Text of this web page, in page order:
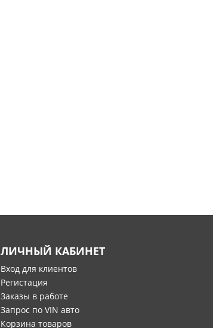
ЛИЧНЫЙ КАБИНЕТ
Вход для клиентов
Регистация
Заказы в работе
Запрос по VIN авто
Корзина товаров